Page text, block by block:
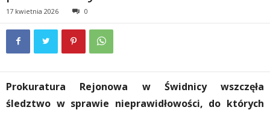
17 kwietnia 2026 0
Prokuratura Rejonowa w Świdnicy wszczęła
śledztwo w sprawie nieprawidłowości, do których